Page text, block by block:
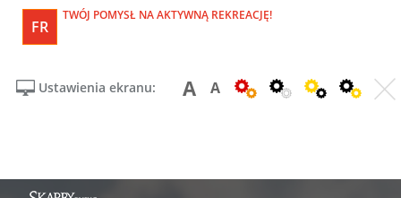
FR
TWÓJ POMYSŁ NA AKTYWNĄ REKREACJĘ!
Ustawienia ekranu: A A